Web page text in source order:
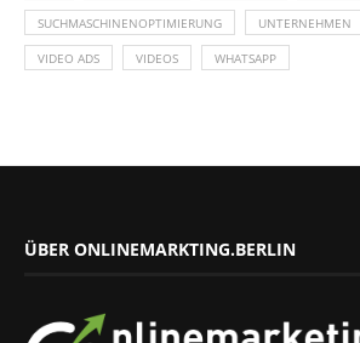
SUCHMASCHINENOPTIMIERUNG UNTERNEHMEN
VIDEO ADS VIDEOS WHATSAPP
ÜBER ONLINEMARKTING.BERLIN